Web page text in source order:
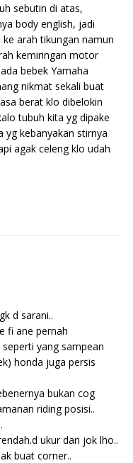
sebutin di atas,
body english, jadi
arah tikungan namun
kemiringan motor
bebek Yamaha
nikmat sekali buat
berat klo dibelokin
tubuh kita yg dipake
yg kebanyakan stirnya
agak celeng klo udah
d sarani..
fi ane pernah
yang sampean
honda juga persis
bukan cog
riding posisi..
ukur dari jok lho..
buat corner..